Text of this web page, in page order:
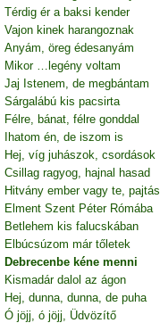
Térdig ér a baksi kender
Vajon kinek harangoznak
Anyám, öreg édesanyám
Mikor …legény voltam
Jaj Istenem, de megbántam
Sárgalábú kis pacsirta
Félre, bánat, félre gonddal
Ihatom én, de iszom is
Hej, víg juhászok, csordások
Csillag ragyog, hajnal hasad
Hitvány ember vagy te, pajtás
Elment Szent Péter Rómába
Betlehem kis falucskában
Elbúcsúzom már tőletek
Debrecenbe kéne menni
Kismadár dalol az ágon
Hej, dunna, dunna, de puha
Ó jöjj, ó jöjj, Üdvözítő